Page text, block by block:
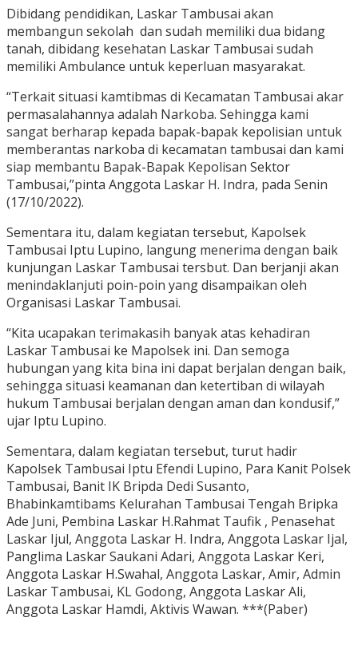
Dibidang pendidikan, Laskar Tambusai akan
membangun sekolah dan sudah memiliki dua bidang
tanah, dibidang kesehatan Laskar Tambusai sudah
memiliki Ambulance untuk keperluan masyarakat.
“Terkait situasi kamtibmas di Kecamatan Tambusai akar
permasalahannya adalah Narkoba. Sehingga kami
sangat berharap kepada bapak-bapak kepolisian untuk
memberantas narkoba di kecamatan tambusai dan kami
siap membantu Bapak-Bapak Kepolisan Sektor
Tambusai,”pinta Anggota Laskar H. Indra, pada Senin
(17/10/2022).
Sementara itu, dalam kegiatan tersebut, Kapolsek
Tambusai Iptu Lupino, langung menerima dengan baik
kunjungan Laskar Tambusai tersbut. Dan berjanji akan
menindaklanjuti poin-poin yang disampaikan oleh
Organisasi Laskar Tambusai.
“Kita ucapakan terimakasih banyak atas kehadiran
Laskar Tambusai ke Mapolsek ini. Dan semoga
hubungan yang kita bina ini dapat berjalan dengan baik,
sehingga situasi keamanan dan ketertiban di wilayah
hukum Tambusai berjalan dengan aman dan kondusif,”
ujar Iptu Lupino.
Sementara, dalam kegiatan tersebut, turut hadir
Kapolsek Tambusai Iptu Efendi Lupino, Para Kanit Polsek
Tambusai, Banit IK Bripda Dedi Susanto,
Bhabinkamtibams Kelurahan Tambusai Tengah Bripka
Ade Juni, Pembina Laskar H.Rahmat Taufik , Penasehat
Laskar Ijul, Anggota Laskar H. Indra, Anggota Laskar Ijal,
Panglima Laskar Saukani Adari, Anggota Laskar Keri,
Anggota Laskar H.Swahal, Anggota Laskar, Amir, Admin
Laskar Tambusai, KL Godong, Anggota Laskar Ali,
Anggota Laskar Hamdi, Aktivis Wawan. ***(Paber)